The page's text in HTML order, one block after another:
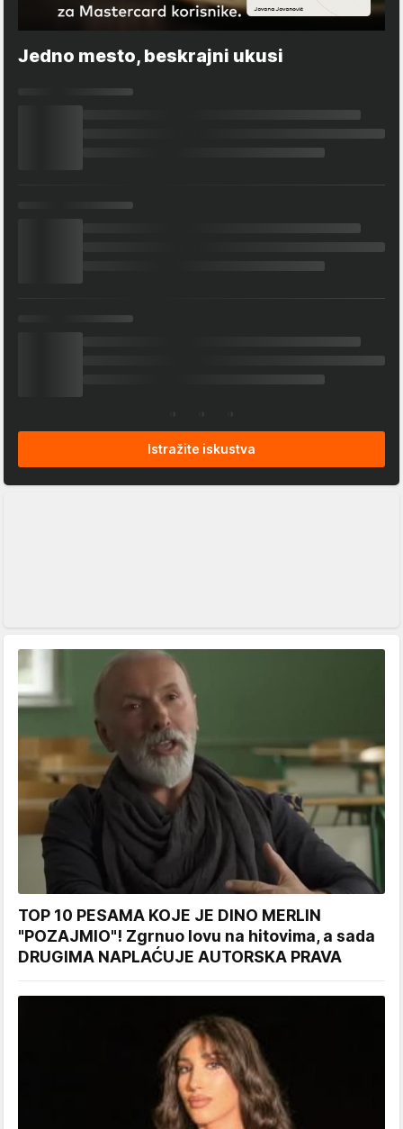
Jedno mesto, beskrajni ukusi
Istražite iskustva
TOP 10 PESAMA KOJE JE DINO MERLIN
"POZAJMIO"! Zgrnuo lovu na hitovima, a sada
DRUGIMA NAPLAĆUJE AUTORSKA PRAVA